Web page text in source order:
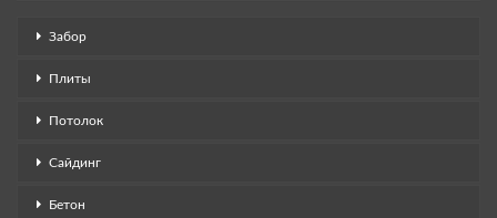
Забор
Плиты
Потолок
Сайдинг
Бетон